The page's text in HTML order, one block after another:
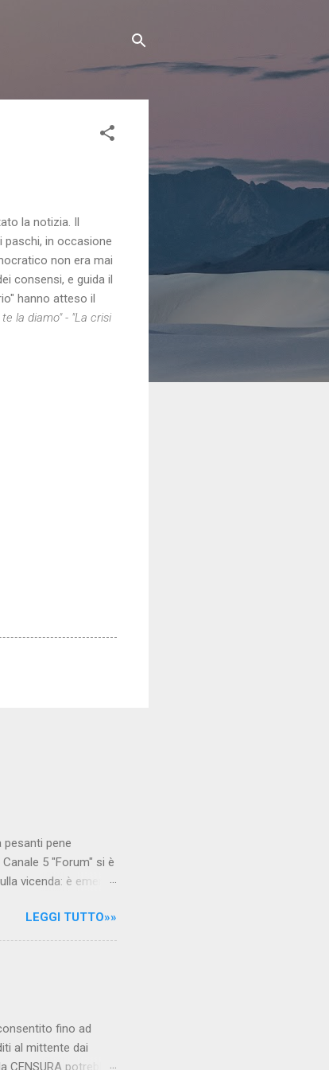
la notizia. Il
paschi, in occasione
non era mai
consensi, e guida il
hanno atteso il
la diamo" - "La crisi
pene
5 "Forum" si è
vicenda: è emerso
su Facebook
LEGGI TUTTO»»
fino ad
al mittente dai
CENSURA potrebbe